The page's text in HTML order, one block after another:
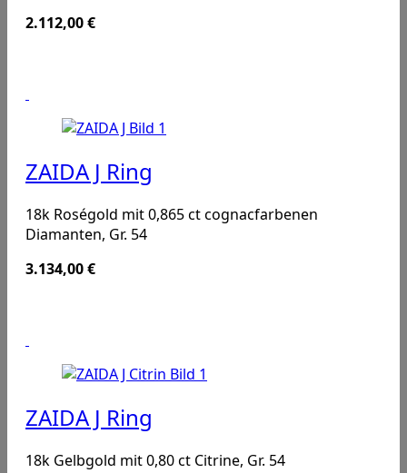
2.112,00€
ZAIDA J Ring
18k Roségold mit 0,865 ct cognacfarbenen
Diamanten, Gr. 54
3.134,00€
ZAIDA J Ring
18k Gelbgold mit 0,80 ct Citrine, Gr. 54